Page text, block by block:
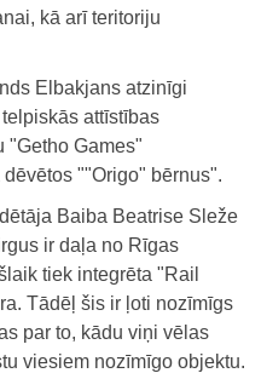
kā arī teritoriju
Elbakjans atzinīgi
attīstības
"Getho Games"
""Origo" bērnus".
Baiba Beatrise Sleže
ir daļa no Rīgas
tiek integrēta "Rail
Tādēļ šis ir ļoti nozīmīgs
par to, kādu viņi vēlas
viesiem nozīmīgo objektu.